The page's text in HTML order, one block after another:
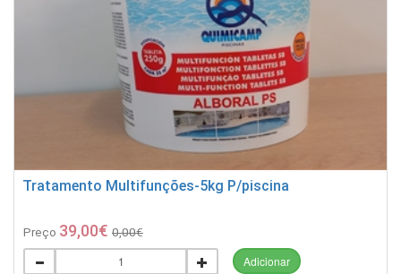
Tratamento Multifunções-5kg P/piscina
Preço 39,00€ 0,00€
Adicionar